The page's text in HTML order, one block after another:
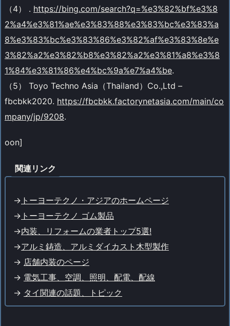
（4） . https://bing.com/search?q=%e3%82%bf%e3%8
2%a4%e3%81%ae%e3%83%88%e3%83%bc%e3%83%a
8%e3%83%bc%e3%83%86%e3%82%af%e3%83%8e%e
3%82%a2%e3%82%b8%e3%82%a2%e3%81%a8%e3%8
1%84%e3%81%86%e4%bc%9a%e7%a4%be.
（5） Toyo Techno Asia（Thailand）Co.,Ltd –
fbcbkk2020. https://fbcbkk.factorynetasia.com/main/co
mpany/jp/9208.
oon]
関連リンク
-> トーヨーテクノ・アジアのホームページ
-> トーヨーテクノ ゴム製品
->内装、リフォームの業者トップ5選!
->アルミ鋳造、アルミダイカスト木型製作
-> 店舗内装のページ
-> 電気工事、空調、照明、配電、配線
-> タイ関連の話題、トピック